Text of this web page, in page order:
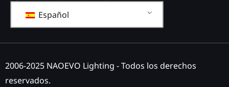
Español
2006-2025 NAOEVO Lighting - Todos los derechos
reservados.